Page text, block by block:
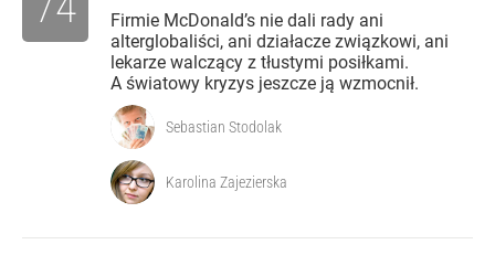
Firmie McDonald’s nie dali rady ani
alterglobaliści, ani działacze związkowi, ani
lekarze walczący z tłustymi posiłkami.
A światowy kryzys jeszcze ją wzmocnił.
Sebastian Stodolak
Karolina Zajezierska